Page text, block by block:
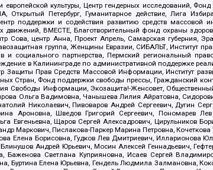
культуры, Центр гендерных исследований,
Петербург, Гуманитарное действие, Лига
поддержки и содействия развитию средств
движений, ВМЕСТЕ, Благотворительный фонд охраны
Сова, центр Анна, Проект Апрель, Самарская
группа, Женщины Евразии, СИБАЛЬТ, Институт
и социального партнерства, Пермский региональный
в Калининграде по административной поддержке
Защиты Прав Средств Массовой Информации, Институт
Стран, Фонд поддержки свободы прессы, Гражданский
Свободы Информации, Экозащита!-Женсовет,
Ольга Вадимовна, Чанышева Лилия Айратовна,
Николаевич, Пивоваров Андрей Сергеевич, Дугин
Ароновна, Шведов Григорий Сергеевич, Пономарев
Евгеньевна, Щаров Сергей Алексадрович, Цирульников
Маркович, Пислакова-Паркер Марина Петровна,
Елена Борисовна, Гудков Лев Дмитриевич, Илларионова
Андрей Юрьевич, Мосин Алексей Геннадьевич,
Баженова Светлана Куприяновна, Исаев Сергей
Буртина Елена Юрьевна, Гендель Людмила Залмановна,